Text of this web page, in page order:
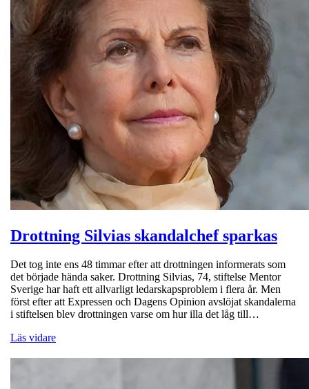
Drottning Silvias skandalchef sparkas
Det tog inte ens 48 timmar efter att drottningen informerats som
det började hända saker. Drottning Silvias, 74, stiftelse Mentor
Sverige har haft ett allvarligt ledarskapsproblem i flera år. Men
först efter att Expressen och Dagens Opinion avslöjat skandalerna
i stiftelsen blev drottningen varse om hur illa det låg till…
Läs vidare